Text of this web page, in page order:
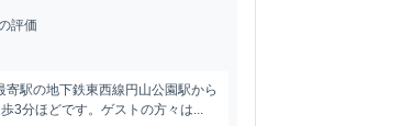
評価
駅の地下鉄東西線円山公園駅から
3分ほどです。ゲストの方々は...